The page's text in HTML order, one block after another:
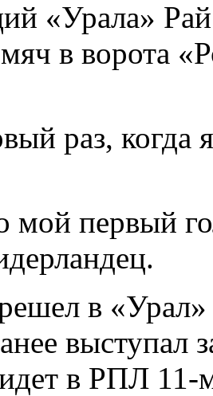
«Урала»
в ворота
раз, когда
мой первый
в
выступал
в РПЛ 11-